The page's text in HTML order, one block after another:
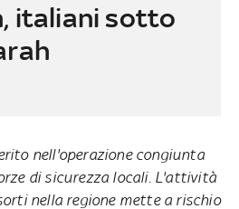
italiani sotto
nell'operazione congiunta
di sicurezza locali. L'attività
nella regione mette a rischio